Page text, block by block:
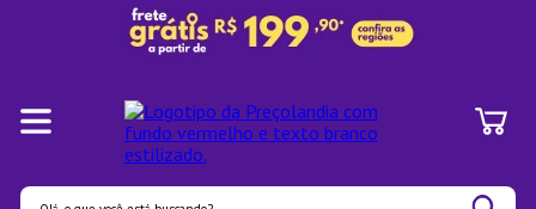
Olá, o que você está buscando?